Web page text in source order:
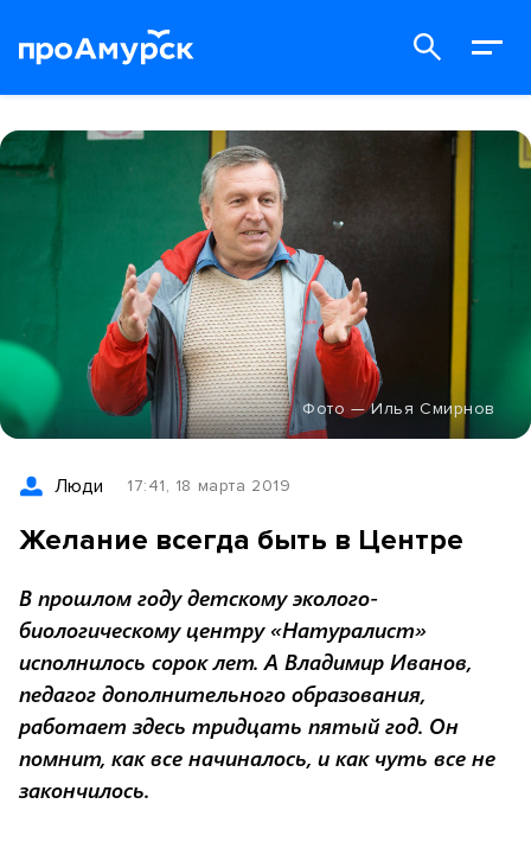
Фото — Илья Смирнов
Люди 17:41, 18 марта 2019
Желание всегда быть в Центре
В прошлом году детскому эколого-
биологическому центру «Натуралист»
исполнилось сорок лет. А Владимир Иванов,
педагог дополнительного образования,
работает здесь тридцать пятый год. Он
помнит, как все начиналось, и как чуть все не
закончилось.